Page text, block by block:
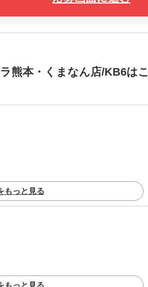
熊本・くまなん店/KB6はこ
もっと見る
もっと見る